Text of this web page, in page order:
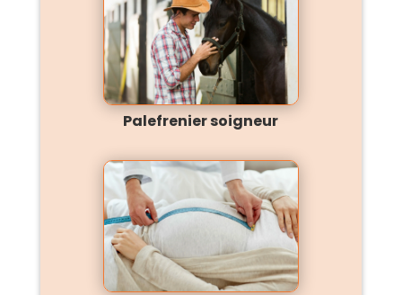
Palefrenier soigneur